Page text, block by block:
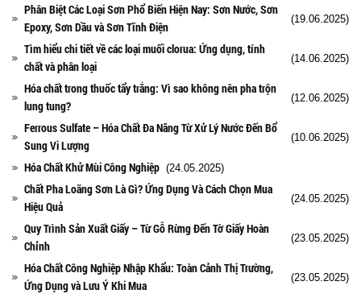
Phân Biệt Các Loại Sơn Phổ Biến Hiện Nay: Sơn Nước, Sơn
Epoxy, Sơn Dầu và Sơn Tĩnh Điện
(19.06.2025)
Tìm hiểu chi tiết về các loại muối clorua: Ứng dụng, tính
chất và phân loại
(14.06.2025)
Hóa chất trong thuốc tẩy trắng: Vì sao không nên pha trộn
lung tung?
(12.06.2025)
Ferrous Sulfate – Hóa Chất Đa Năng Từ Xử Lý Nước Đến Bổ
Sung Vi Lượng
(10.06.2025)
Hóa Chất Khử Mùi Công Nghiệp (24.05.2025)
Chất Pha Loãng Sơn Là Gì? Ứng Dụng Và Cách Chọn Mua
Hiệu Quả
(24.05.2025)
Quy Trình Sản Xuất Giấy – Từ Gỗ Rừng Đến Tờ Giấy Hoàn
Chỉnh
(23.05.2025)
Hóa Chất Công Nghiệp Nhập Khẩu: Toàn Cảnh Thị Trường,
Ứng Dụng và Lưu Ý Khi Mua
(23.05.2025)